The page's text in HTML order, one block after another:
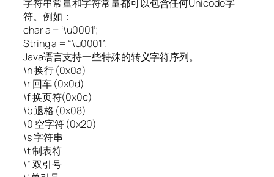
字符串常量和字符常量都可以包含任何Unicode字
符。例如：
char a = ‘\u0001’;
String a = “\u0001”;
Java语言支持一些特殊的转义字符序列。
\n 换行 (0x0a)
\r 回车 (0x0d)
\f 换页符(0x0c)
\b 退格 (0x08)
\0 空字符 (0x20)
\s 字符串
\t 制表符
\” 双引号